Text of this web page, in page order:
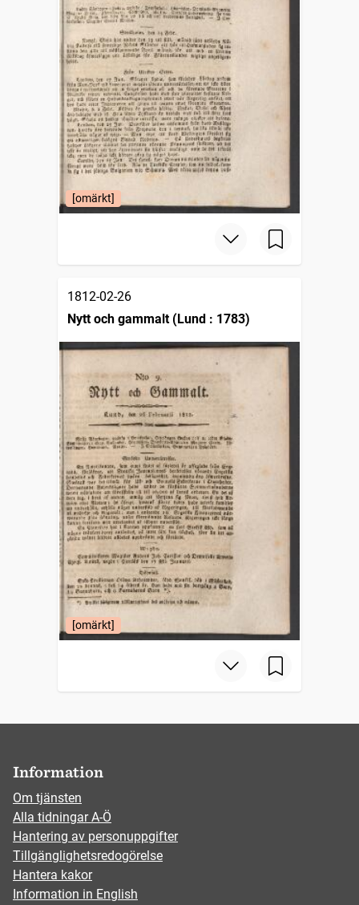
[omärkt]
1812-02-26
Nytt och gammalt (Lund : 1783)
[omärkt]
Information
Om tjänsten
Alla tidningar A-Ö
Hantering av personuppgifter
Tillgänglighetsredogörelse
Hantera kakor
Information in English